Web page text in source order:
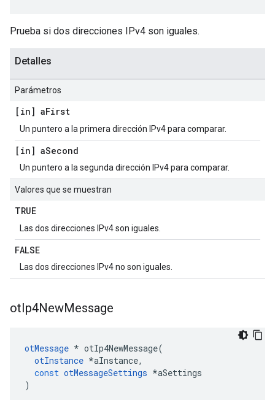
Prueba si dos direcciones IPv4 son iguales.
Detalles
Parámetros
[in] aFirst
Un puntero a la primera dirección IPv4 para comparar.
[in] aSecond
Un puntero a la segunda dirección IPv4 para comparar.
Valores que se muestran
TRUE
Las dos direcciones IPv4 son iguales.
FALSE
Las dos direcciones IPv4 no son iguales.
otIp4NewMessage
otMessage * otIp4NewMessage(
otInstance *aInstance,
const otMessageSettings *aSettings
)